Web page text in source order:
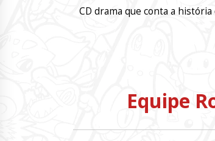
CD drama que conta a
Equipe